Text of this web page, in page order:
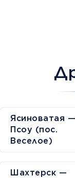
Ясиноватая —
Псоу (пос.
Веселое)
Шахтерск —